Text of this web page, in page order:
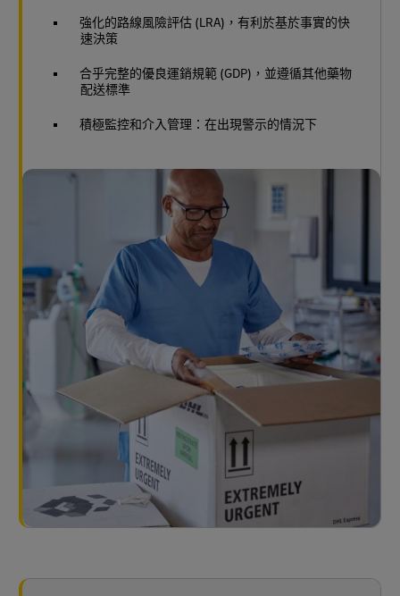
強化的路線風險評估 (LRA)，有利於基於事實的快
速決策
合乎完整的優良運銷規範 (GDP)，並遵循其他藥物
配送標準
積極監控和介入管理：在出現警示的情況下